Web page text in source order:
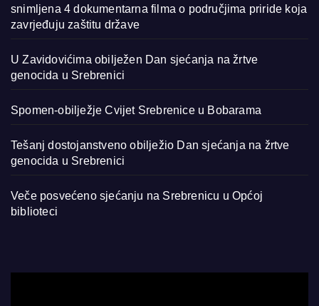
snimljena 4 dokumentarna filma o područjima priride koja
zavrjeđuju zaštitu države
U Zavidovićima obilježen Dan sjećanja na žrtve
genocida u Srebrenici
Spomen-obilježje Cvijet Srebrenice u Bobarama
Tešanj dostojanstveno obilježio Dan sjećanja na žrtve
genocida u Srebrenici
Veče posvećeno sjećanju na Srebrenicu u Općoj
biblioteci